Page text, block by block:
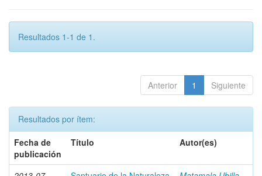
Resultados 1-1 de 1.
Anterior 1 Siguiente
Resultados por ítem:
Fecha de
publicación
Título Autor(es)